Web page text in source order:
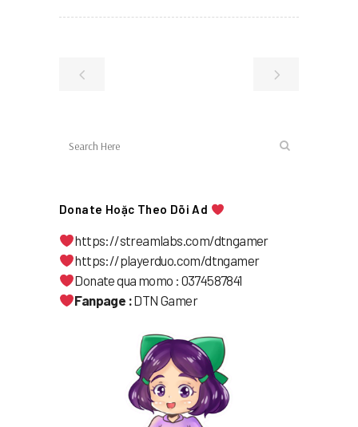
Donate Hoặc Theo Dõi Ad
https://streamlabs.com/dtngamer
https://playerduo.com/dtngamer
Donate qua momo : 0374587841
Fanpage :DTN Gamer